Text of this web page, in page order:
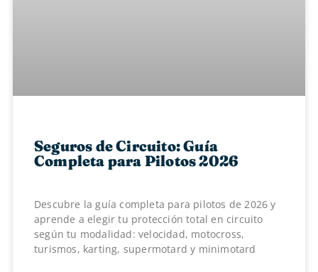
Seguros de Circuito: Guía
Completa para Pilotos 2026
Descubre la guía completa para pilotos de 2026 y
aprende a elegir tu protección total en circuito
según tu modalidad: velocidad, motocross,
turismos, karting, supermotard y minimotard